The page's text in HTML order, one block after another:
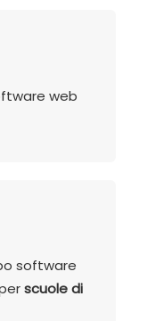
web
software
scuole di